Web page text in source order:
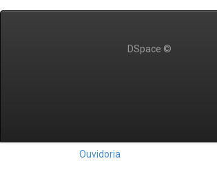
DSpace ©
Ouvidoria